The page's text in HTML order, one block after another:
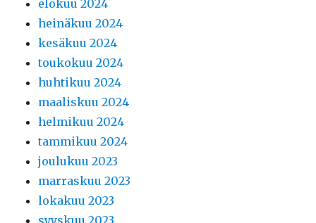
elokuu 2024
heinäkuu 2024
kesäkuu 2024
toukokuu 2024
huhtikuu 2024
maaliskuu 2024
helmikuu 2024
tammikuu 2024
joulukuu 2023
marraskuu 2023
lokakuu 2023